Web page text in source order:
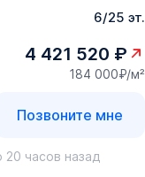
6/25 эт.
4 421 520 ₽
184 000₽/м²
Позвоните мне
20 часов назад